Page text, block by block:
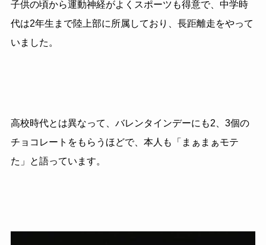
子供の頃から運動神経がよくスポーツも得意で、中学時
代は2年生まで陸上部に所属しており、長距離走をやって
いました。
高校時代とは異なって、バレンタインデーにも2、3個の
チョコレートをもらうほどで、本人も「まぁまぁモテ
た」と語っています。